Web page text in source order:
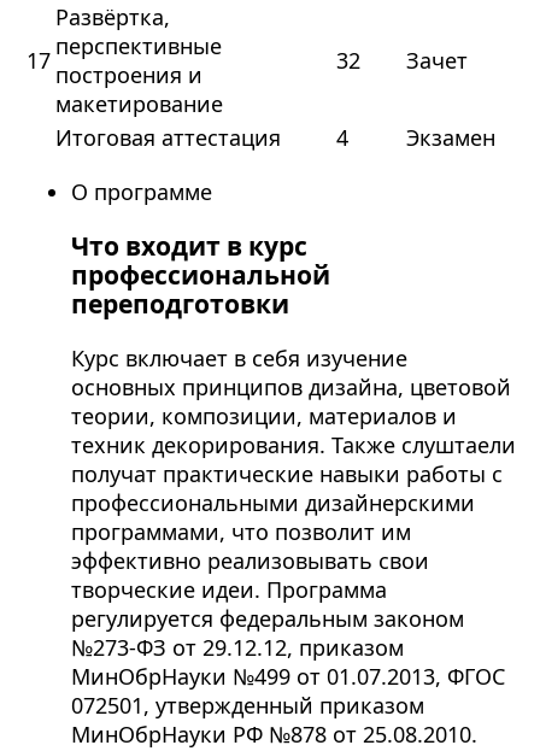
17
Развёртка,
перспективные
построения и
макетирование
32 Зачет
Итоговая аттестация 4
Экзамен
О программе
Что входит в курс
профессиональной
переподготовки
Курс включает в себя изучение
основных принципов дизайна, цветовой
теории, композиции, материалов и
техник декорирования. Также слуштаели
получат практические навыки работы с
профессиональными дизайнерскими
программами, что позволит им
эффективно реализовывать свои
творческие идеи. Программа
регулируется федеральным законом
№273-ФЗ от 29.12.12, приказом
МинОбрНауки №499 от 01.07.2013, ФГОС
072501, утвержденный приказом
МинОбрНауки РФ №878 от 25.08.2010.